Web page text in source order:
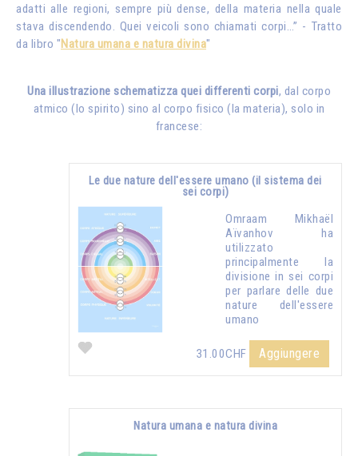
adatti alle regioni, sempre più dense, della materia nella quale
stava discendendo. Quei veicoli sono chiamati corpi…” - Tratto
da libro "Natura umana e natura divina"
Una illustrazione schematizza quei differenti corpi, dal corpo
atmico (lo spirito) sino al corpo fisico (la materia), solo in
francese:
Le due nature dell'essere umano (il sistema dei
sei corpi)
Omraam Mikhaël
Aïvanhov ha
utilizzato
principalmente la
divisione in sei corpi
per parlare delle due
nature dell'essere
umano
31.00CHF Aggiungere
Natura umana e natura divina